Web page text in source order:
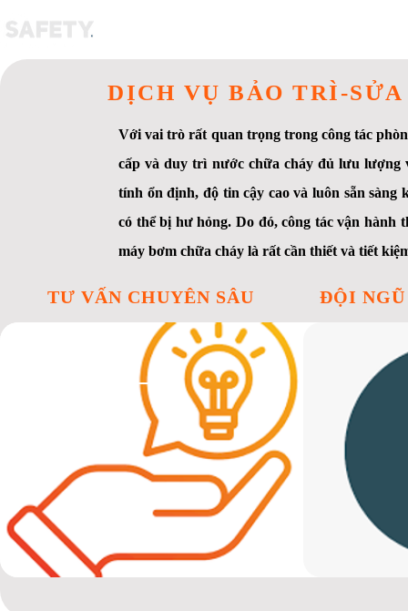
DỊCH VỤ BẢO TRÌ-
Với vai trò rất quan trọng trong công tác
cấp và duy trì nước chữa cháy đủ lưu lượng
tính ổn định, độ tin cậy cao và luôn sẵn
có thể bị hư hỏng. Do đó, công tác vận
máy bơm chữa cháy là rất cần thiết và tiết
TƯ VẤN CHUYÊN SÂU ĐỘI NGŨ